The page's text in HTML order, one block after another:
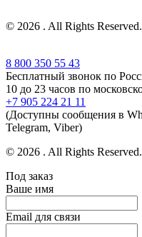
© 2026 . All Rights Reserved.
8 800 350 55 43
Бесплатный звонок по
10 до 23 часов по
+7 905 224 21 11
(Доступны сообщения в
Telegram, Viber)
© 2026 . All Rights Reserved.
Под заказ
Ваше имя
Email для связи